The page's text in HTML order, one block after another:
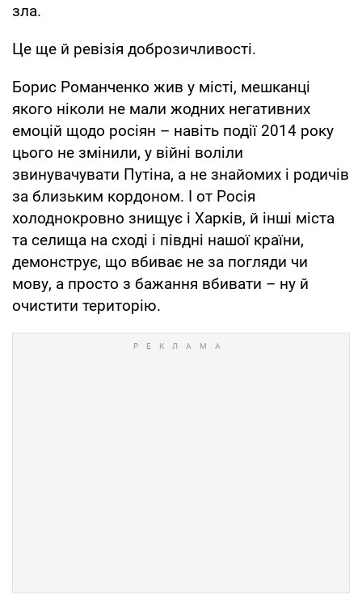
зла.
Це ще й ревізія доброзичливості.
Борис Романченко жив у місті, мешканці
якого ніколи не мали жодних негативних
емоцій щодо росіян – навіть події 2014 року
цього не змінили, у війні воліли
звинувачувати Путіна, а не знайомих і родичів
за близьким кордоном. І от Росія
холоднокровно знищує і Харків, й інші міста
та селища на сході і півдні нашої країни,
демонструє, що вбиває не за погляди чи
мову, а просто з бажання вбивати – ну й
очистити територію.